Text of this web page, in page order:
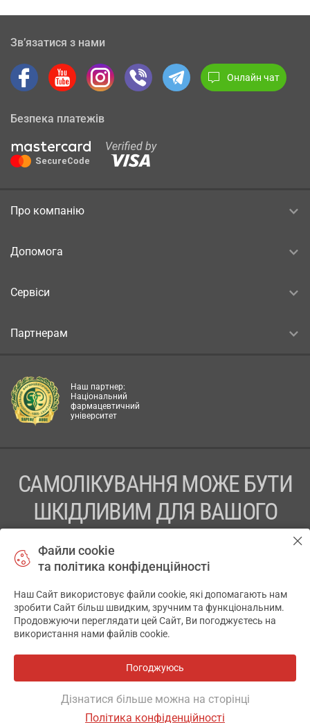
Зв’язатися з нами
Онлайн чат
Безпека платежів
Про компанію
Допомога
Сервіси
Партнерам
Наш партнер:
Національний
фармацевтичний
університет
САМОЛІКУВАННЯ МОЖЕ БУТИ
ШКІДЛИВИМ ДЛЯ ВАШОГО
ПЕРЕД ЗАСТОСУВАННЯМ ПРЕПАРАТУ ПРОКОНСУЛЬТУЙТЕСЬ
ТОВ «АПТЕКА 911.ЮА» Код ЄДРПОУ 43631965.
Відмова від відповідальності
© 2014-2026. Медична інформаційна система АПТЕКА911.ЮА
Файли cookie
та політика конфіденційності
Наш Сайт використовує файли cookie, які допомагають нам
зробити Сайт більш швидким, зручним та функціональним.
Продовжуючи переглядати цей Сайт, Ви погоджуєтесь на
використання нами файлів cookie.
Погоджуюсь
Дізнатися більше можна на сторінці
Політика конфіденційності
✕